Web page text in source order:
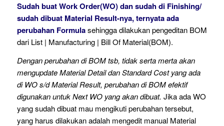
Sudah buat Work Order(WO) dan sudah di Finishing/
sudah dibuat Material Result-nya, ternyata ada
perubahan Formulasehingga dilakukan pengeditan BOM
dari List | Manufacturing | Bill Of Material(BOM).
Dengan perubahan di BOM tsb, tidak serta merta akan
mengupdate Material Detail dan Standard Cost yang ada
di WO s/d Material Result, perubahan di BOM efektif
digunakan untuk Next WO yang akan dibuat. Jika ada WO
yang sudah dibuat mau mengikuti perubahan tersebut,
yang harus dilakukan adalah mengedit manual Material